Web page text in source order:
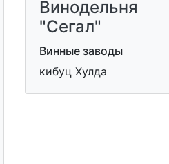
Винодельня
"Сегал"
Винные заводы
кибуц Хулда